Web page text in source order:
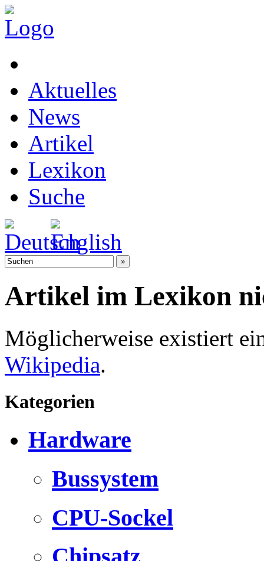
Aktuelles
News
Artikel
Lexikon
Suche
Artikel im Lexikon
Möglicherweise existiert
Wikipedia.
Kategorien
Hardware
Bussystem
CPU-Sockel